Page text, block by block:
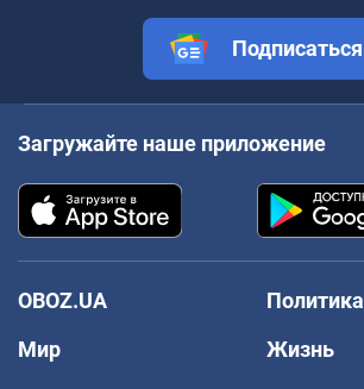
Подписаться
Загружайте наше приложение
OBOZ.UA
Политика
Мир
Жизнь